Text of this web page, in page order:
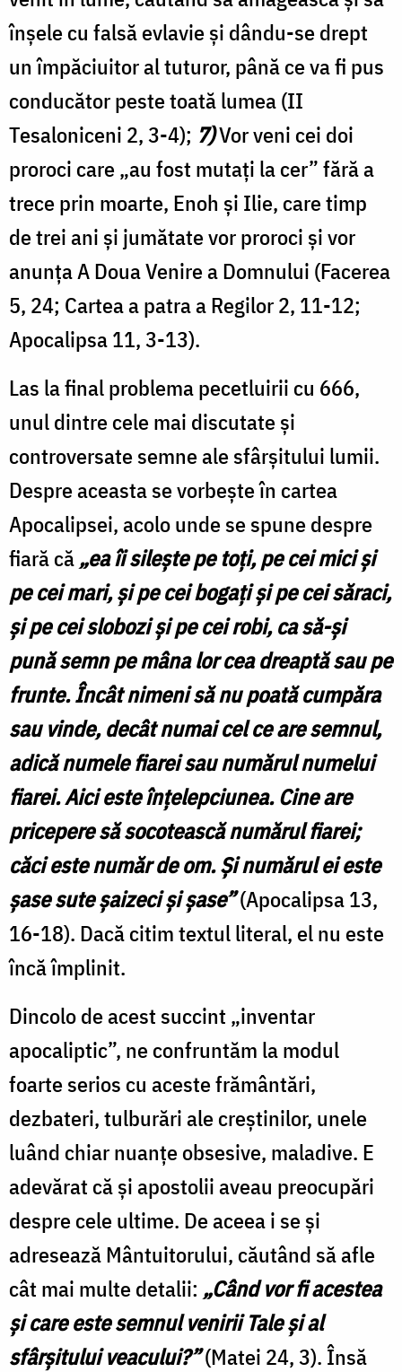
înșele cu falsă evlavie și dându-se drept
un împăciuitor al tuturor, până ce va fi pus
conducător peste toată lumea (II
Tesaloniceni 2, 3-4); 7)Vor veni cei doi
proroci care „au fost mutați la cer” fără a
trece prin moarte, Enoh și Ilie, care timp
de trei ani și jumătate vor proroci și vor
anunța A Doua Venire a Domnului (Facerea
5, 24; Cartea a patra a Regilor 2, 11-12;
Apocalipsa 11, 3-13).
Las la final problema pecetluirii cu 666,
unul dintre cele mai discutate și
controversate semne ale sfârșitului lumii.
Despre aceasta se vorbește în cartea
Apocalipsei, acolo unde se spune despre
fiară că„ea îi sileşte pe toţi, pe cei mici şi
pe cei mari, şi pe cei bogaţi şi pe cei săraci,
şi pe cei slobozi şi pe cei robi, ca să-şi
pună semn pe mâna lor cea dreaptă sau pe
frunte. Încât nimeni să nu poată cumpăra
sau vinde, decât numai cel ce are semnul,
adică numele fiarei sau numărul numelui
fiarei. Aici este înţelepciunea. Cine are
pricepere să socotească numărul fiarei;
căci este număr de om. Şi numărul ei este
şase sute şaizeci şi şase”(Apocalipsa 13,
16-18). Dacă citim textul literal, el nu este
încă împlinit.
Dincolo de acest succint „inventar
apocaliptic”, ne confruntăm la modul
foarte serios cu aceste frământări,
dezbateri, tulburări ale creștinilor, unele
luând chiar nuanțe obsesive, maladive. E
adevărat că și apostolii aveau preocupări
despre cele ultime. De aceea i se și
adresează Mântuitorului, căutând să afle
cât mai multe detalii: „Când vor fi acestea
şi care este semnul venirii Tale şi al
sfârşitului veacului?”(Matei 24, 3). Însă